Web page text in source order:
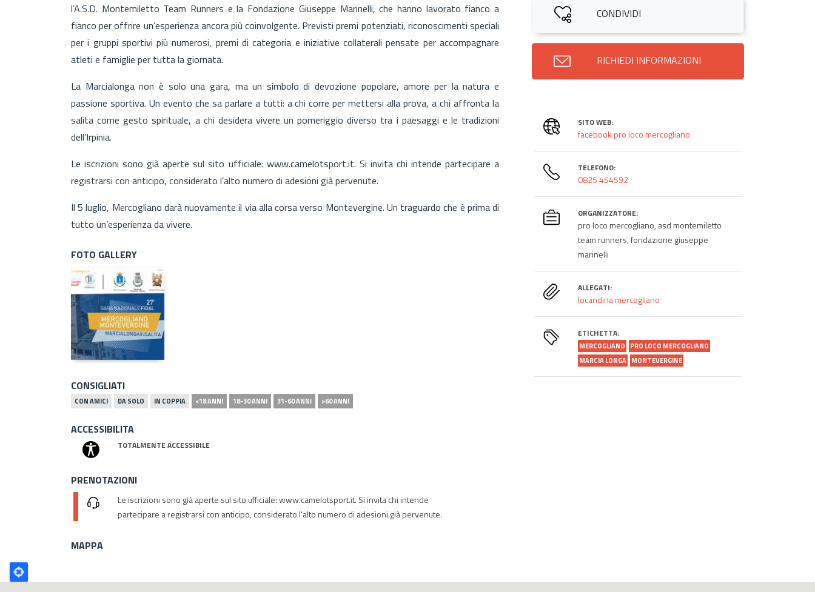
l’A.S.D. Montemiletto Team Runners e la Fondazione Giuseppe Marinelli, che hanno lavorato fianco a
fianco per offrire un’esperienza ancora più coinvolgente. Previsti premi potenziati, riconoscimenti speciali
per i gruppi sportivi più numerosi, premi di categoria e iniziative collaterali pensate per accompagnare
atleti e famiglie per tutta la giornata.
La Marcialonga non è solo una gara, ma un simbolo di devozione popolare, amore per la natura e
passione sportiva. Un evento che sa parlare a tutti: a chi corre per mettersi alla prova, a chi affronta la
salita come gesto spirituale, a chi desidera vivere un pomeriggio diverso tra i paesaggi e le tradizioni
dell’Irpinia.
Le iscrizioni sono già aperte sul sito ufficiale: www.camelotsport.it. Si invita chi intende partecipare a
registrarsi con anticipo, considerato l’alto numero di adesioni già pervenute.
Il 5 luglio, Mercogliano darà nuovamente il via alla corsa verso Montevergine. Un traguardo che è prima di
tutto un’esperienza da vivere.
FOTO GALLERY
CONSIGLIATI
CON AMICI DA SOLO IN COPPIA <18 ANNI 18-30 ANNI 31-60 ANNI >60 ANNI
ACCESSIBILITA
TOTALMENTE ACCESSIBILE
PRENOTAZIONI
Le iscrizioni sono già aperte sul sito ufficiale: www.camelotsport.it. Si invita chi intende
partecipare a registrarsi con anticipo, considerato l’alto numero di adesioni già pervenute.
CONDIVIDI
RICHIEDI INFORMAZIONI
SITO WEB:
facebook pro loco mercogliano
TELEFONO:
0825 454592
ORGANIZZATORE:
pro loco mercogliano, asd montemiletto
team runners, fondazione giuseppe
marinelli
ALLEGATI:
locandina mercogliano
ETICHETTA:
MERCOGLIANO
PRO LOCO MERCOGLIANO
MARCIA LONGA MONTEVERGINE
MAPPA
Poligono
GEO